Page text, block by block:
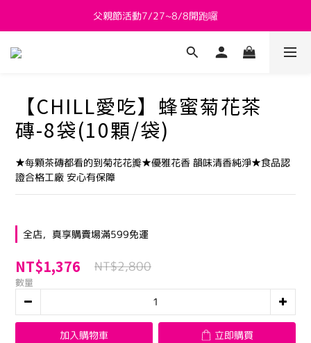
新會員送 $800購物金
父親節活動7/27~8/8開跑囉
新會員送 $800購物金
【CHILL愛吃】蜂蜜菊花茶
磚-8袋(10顆/袋)
★每顆茶磚都看的到菊花花瓣★優雅花香 韻味清香純淨★食品認
證合格工廠 安心有保障
全店，真享購賣場滿599免運
NT$1,376 NT$2,800
數量
加入購物車 立即購買